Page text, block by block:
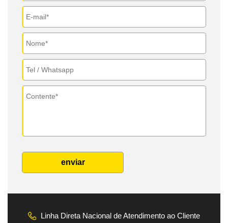
enviar
Linha Direta Nacional de Atendimento ao Cliente